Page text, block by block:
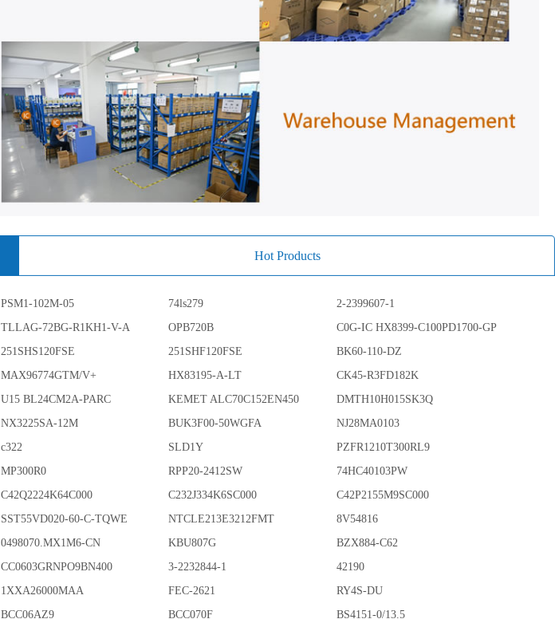
Hot Products
PSM1-102M-05 74ls279
2-2399607-1
TLLAG-72BG-R1KH1-V-A OPB720B
C0G-IC HX8399-C100PD1700-GP
251SHS120FSE 251SHF120FSE
BK60-110-DZ
MAX96774GTM/V+ HX83195-A-LT
CK45-R3FD182K
U15 BL24CM2A-PARC KEMET ALC70C152EN450
DMTH10H015SK3Q
NX3225SA-12M BUK3F00-50WGFA
NJ28MA0103
c322 SLD1Y
PZFR1210T300RL9
MP300R0 RPP20-2412SW
74HC40103PW
C42Q2224K64C000 C232J334K6SC000
C42P2155M9SC000
SST55VD020-60-C-TQWE NTCLE213E3212FMT
8V54816
0498070.MX1M6-CN KBU807G
BZX884-C62
CC0603GRNPO9BN400 3-2232844-1
42190
1XXA26000MAA FEC-2621
RY4S-DU
BCC06AZ9 BCC070F BS4151-0/13.5